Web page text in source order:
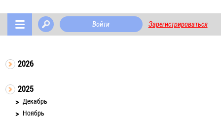
Войти Зарегистрироваться
2026
2025
Декабрь
Ноябрь